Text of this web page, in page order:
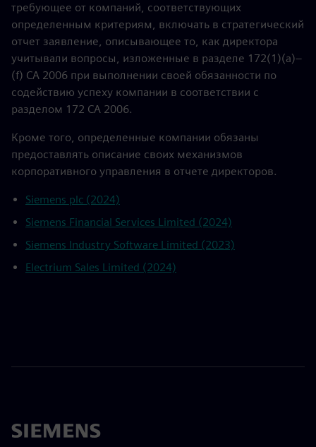
требующее от компаний, соответствующих
определенным критериям, включать в стратегический
отчет заявление, описывающее то, как директора
учитывали вопросы, изложенные в разделе 172(1)(a)–
(f) CA 2006 при выполнении своей обязанности по
содействию успеху компании в соответствии с
разделом 172 CA 2006.
Кроме того, определенные компании обязаны
предоставлять описание своих механизмов
корпоративного управления в отчете директоров.
Siemens plc (2024)
Siemens Financial Services Limited (2024)
Siemens Industry Software Limited (2023)
Electrium Sales Limited (2024)